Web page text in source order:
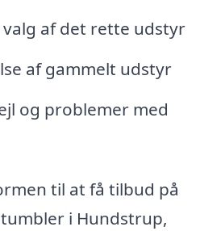
af det rette udstyr
af gammelt udstyr
og problemer med
til at få tilbud på
i Hundstrup,